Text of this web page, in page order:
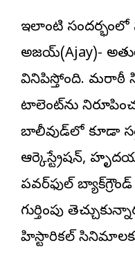
ఇలాంటి సందర్భంలో
అజయ్(Ajay)-
వినిపిస్తోంది.
టాలెంట్‌ను
బాలీవుడ్‌లో కూడా
ఆర్కెస్ట్రేషన్,
పవర్‌ఫుల్
గుర్తింపు
హిస్టారికల్